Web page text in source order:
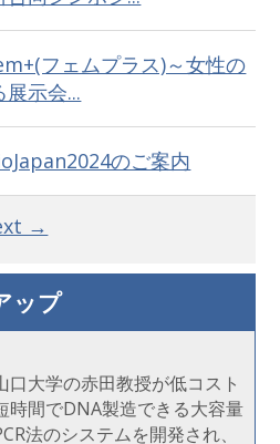
フェムプラス)～女性の
示会...
のご案内
→
ップ
口大学の赤田教授が低コスト
時間でDNA製造できる大容量
法のシステムを開発され、